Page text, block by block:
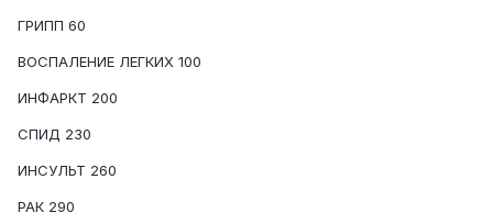
ГРИПП 60
ВОСПАЛЕНИЕ ЛЕГКИХ 100
ИНФАРКТ 200
СПИД 230
ИНСУЛЬТ 260
РАК 290